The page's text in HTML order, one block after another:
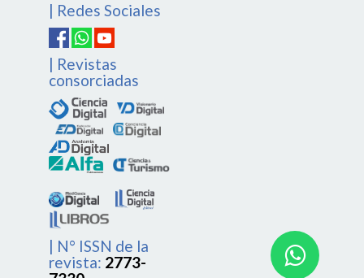
| Redes Sociales
| Revistas
consorciadas
| N° ISSN de la
revista: 2773-